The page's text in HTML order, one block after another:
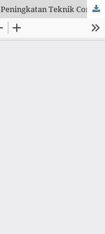
Analisis Kondisi Fisik Dominan dalam Peningkatan Teknik Controlling Atlet Futsal 1930 Semarang